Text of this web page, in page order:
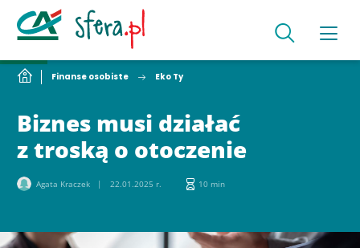
Finanse osobiste Eko Ty
Biznes musi działać
z troską o otoczenie
Agata Kraczek 22.01.2025 r. 10 min